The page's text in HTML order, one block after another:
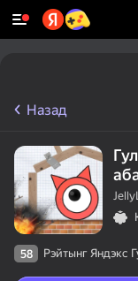
Назад
58 Рэйтынг Яндэкс